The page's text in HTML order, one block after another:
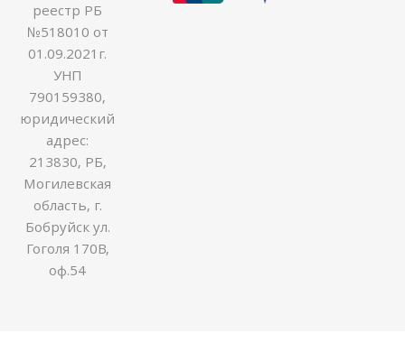
реестр РБ
№518010 от
01.09.2021г.
УНП
790159380,
юридический
адрес:
213830, РБ,
Могилевская
область, г.
Бобруйск ул.
Гоголя 170В,
оф.54